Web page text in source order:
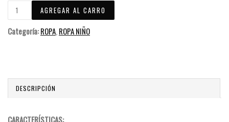
Categoría:ROPA, ROPA NIÑO
DESCRIPCIÓN
CARACTERÍSTICAS: